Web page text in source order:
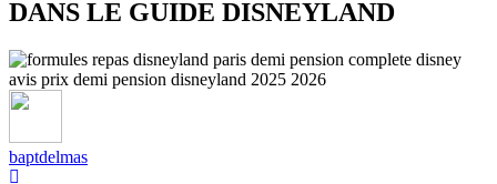
DANS LE GUIDE DISNEYLAND
baptdelmas